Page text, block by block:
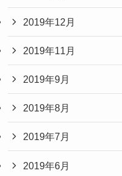
2019年12月
2019年11月
2019年9月
2019年8月
2019年7月
2019年6月